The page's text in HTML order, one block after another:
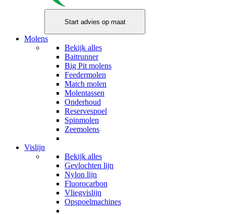
Molens
Bekijk alles
Baitrunner
Big Pit molens
Feedermolen
Match molen
Molentassen
Onderhoud
Reservespoel
Spinmolen
Zeemolens
Vislijn
Bekijk alles
Gevlochten lijn
Nylon lijn
Fluorocarbon
Vliegvislijn
Opspoelmachines